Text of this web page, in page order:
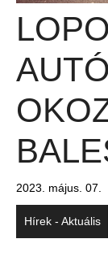
2023. május. 07.
Hírek - Aktuális